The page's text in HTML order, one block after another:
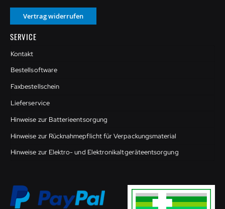
Vertrag widerrufen
SERVICE
Kontakt
Bestellsoftware
Faxbestellschein
Lieferservice
Hinweise zur Batterieentsorgung
Hinweise zur Rücknahmepflicht für Verpackungsmaterial
Hinweise zur Elektro- und Elektronikaltgeräteentsorgung